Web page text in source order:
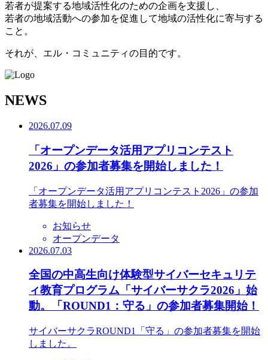
若者が提案する地域活性化のための企画を支援し、
若者の地域活動への参加を促進して地域の活性化に寄与する
こと。
それが、エル・コミュニティの目的です。
NEWS
2026.07.09
「オープンデータ活用アプリコンテスト
2026」の参加者募集を開始しました！
「オープンデータ活用アプリコンテスト2026」の参加
者募集を開始しました！
お知らせ
オープンデータ
2026.07.03
全国の中高生向け体験型サイバーセキュリテ
ィ教育プログラム「サイバーサクラ2026」始
動。「ROUND1：守る」の参加者募集開始！
サイバーサクラROUND1「守る」の参加者募集を開始
しました。